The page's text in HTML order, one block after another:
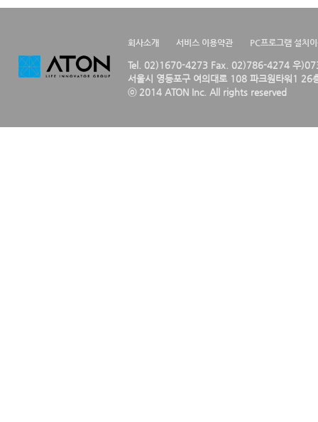
회사소개 서비스 이용약관 PC프로그램 설치
Tel. 02)1670-4273 Fax. 02)786-4274 우
서울시 영등포구 여의대로 108 파크원타워1 26
ⓒ 2014 ATON Inc. All rights reserved